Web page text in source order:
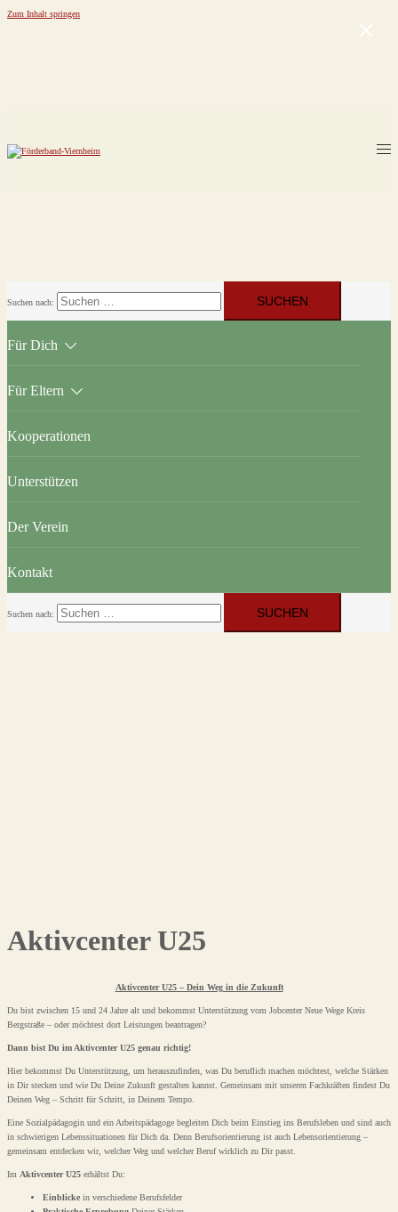
Zum Inhalt springen
Suchen nach:
Für Dich
Für Eltern
Kooperationen
Unterstützen
Der Verein
Kontakt
Suchen nach:
Aktivcenter U25
Aktivcenter U25 – Dein Weg in die Zukunft
Du bist zwischen 15 und 24 Jahre alt und bekommst Unterstützung vom Jobcenter Neue Wege Kreis
Bergstraße – oder möchtest dort Leistungen beantragen?
Dann bist Du im Aktivcenter U25 genau richtig!
Hier bekommst Du Unterstützung, um herauszufinden, was Du beruflich machen möchtest, welche Stärken
in Dir stecken und wie Du Deine Zukunft gestalten kannst. Gemeinsam mit unseren Fachkräften findest Du
Deinen Weg – Schritt für Schritt, in Deinem Tempo.
Eine Sozialpädagogin und ein Arbeitspädagoge begleiten Dich beim Einstieg ins Berufsleben und sind auch
in schwierigen Lebenssituationen für Dich da. Denn Berufsorientierung ist auch Lebensorientierung –
gemeinsam entdecken wir, welcher Weg und welcher Beruf wirklich zu Dir passt.
Im Aktivcenter U25 erhältst Du:
Einblicke in verschiedene Berufsfelder